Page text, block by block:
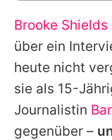
Alle
Brooke Shields
über ein
heute nicht
sie als 15-
Journalistin
gegenüber –